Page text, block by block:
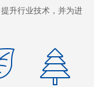
升行业技术，并为进